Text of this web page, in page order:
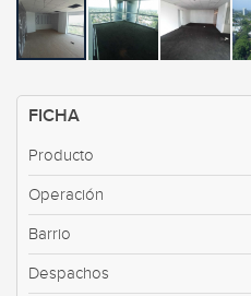
FICHA
Producto
Operación
Barrio
Despachos